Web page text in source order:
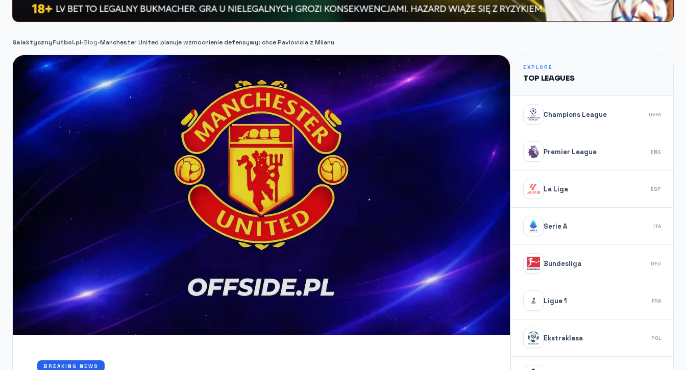
GalaktycznyFutbol.pl•Blog•Manchester United planuje wzmocnienie defensywy: chce Pavlovicia z Milanu
BREAKING NEWS
EXPLORE
TOP LEAGUES
Champions League UEFA
Premier League ENG
La Liga ESP
Serie A ITA
Bundesliga DEU
Ligue 1 FRA
Ekstraklasa POL